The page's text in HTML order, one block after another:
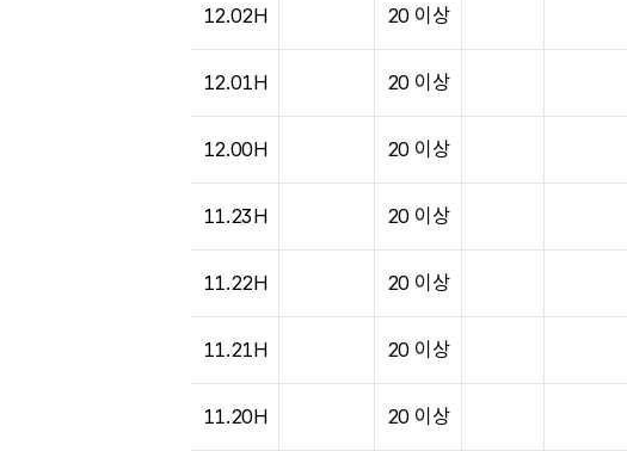
12.02H 20 이상
12.01H 20 이상
12.00H 20 이상
11.23H 20 이상
11.22H 20 이상
11.21H 20 이상
11.20H 20 이상